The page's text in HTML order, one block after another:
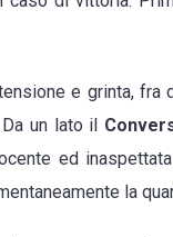
noi,
ma
daremo
il
e grinta,
un lato il
ed
la